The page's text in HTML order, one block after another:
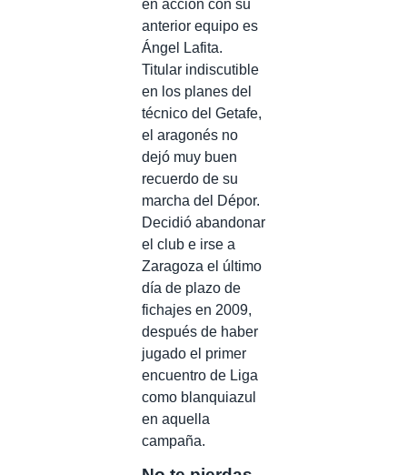
en acción con su
anterior equipo es
Ángel Lafita.
Titular indiscutible
en los planes del
técnico del Getafe,
el aragonés no
dejó muy buen
recuerdo de su
marcha del Dépor.
Decidió abandonar
el club e irse a
Zaragoza el último
día de plazo de
fichajes en 2009,
después de haber
jugado el primer
encuentro de Liga
como blanquiazul
en aquella
campaña.